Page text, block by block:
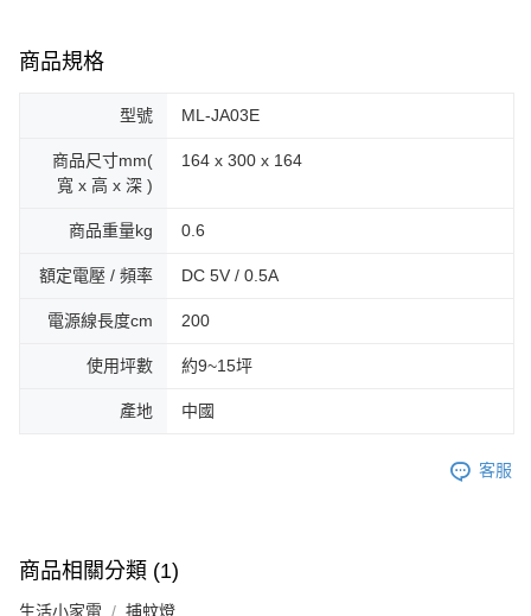
商品規格
型號 ML-JA03E
商品尺寸mm(
寬 x 高 x 深 )
164 x 300 x 164
商品重量kg 0.6
額定電壓 / 頻率 DC 5V / 0.5A
電源線長度cm 200
使用坪數 約9~15坪
產地 中國
客服
商品相關分類 (1)
生活小家電 捕蚊燈